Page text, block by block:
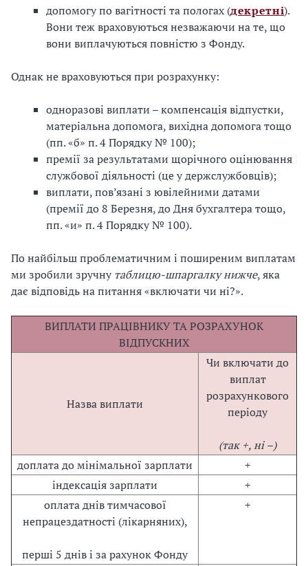
допомогу по вагітності та пологах (декретні).
Вони теж враховуються незважаючи на те, що
вони виплачуються повністю з Фонду.
Однак не враховуються при розрахунку:
одноразові виплати – компенсація відпустки,
матеріальна допомога, вихідна допомога тощо
(пп. «б» п. 4 Порядку № 100);
премії за результатами щорічного оцінювання
службової діяльності (це у держслужбовців);
виплати, пов’язані з ювілейними датами
(премії до 8 Березня, до Дня бухгалтера тощо,
пп. «и» п. 4 Порядку № 100).
По найбільш проблематичним і поширеним виплатам
ми зробили зручнутаблицю-шпаргалку нижче, яка
дає відповідь на питання «включати чи ні?».
ВИПЛАТИ ПРАЦІВНИКУ ТА РОЗРАХУНОК
ВІДПУСКНИХ
Назва виплати
Чи включати до
виплат
розрахункового
періоду
(так +, ні –)
доплата до мінімальної зарплати
+
індексація зарплати
+
оплата днів тимчасової
непрацездатності (лікарняних),
перші 5 днів і за рахунок Фонду
+